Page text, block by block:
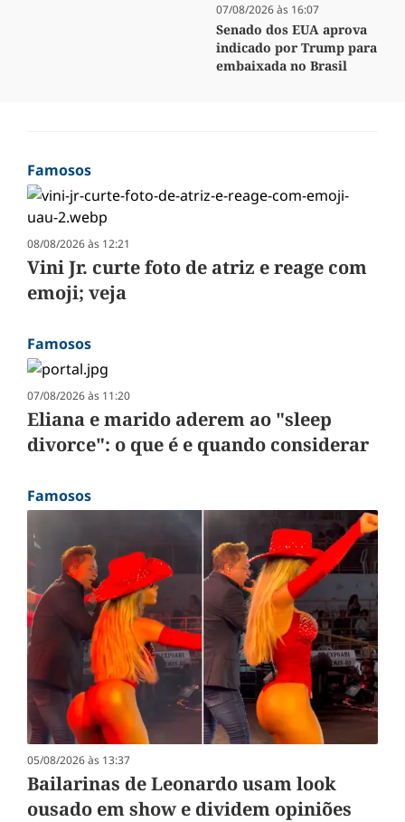
07/08/2026 às 16:07
Senado dos EUA aprova
indicado por Trump para
embaixada no Brasil
Famosos
08/08/2026 às 12:21
Vini Jr. curte foto de atriz e reage com
emoji; veja
Famosos
07/08/2026 às 11:20
Eliana e marido aderem ao "sleep
divorce": o que é e quando considerar
Famosos
05/08/2026 às 13:37
Bailarinas de Leonardo usam look
ousado em show e dividem opiniões